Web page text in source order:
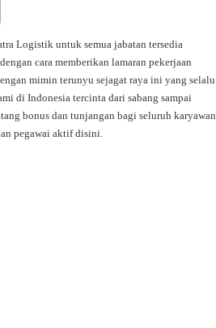
Logistik untuk semua jabatan tersedia
cara memberikan lamaran pekerjaan
mimin terunyu sejagat raya ini yang selalu
di Indonesia tercinta dari sabang sampai
bonus dan tunjangan bagi seluruh karyawan
pegawai aktif disini.